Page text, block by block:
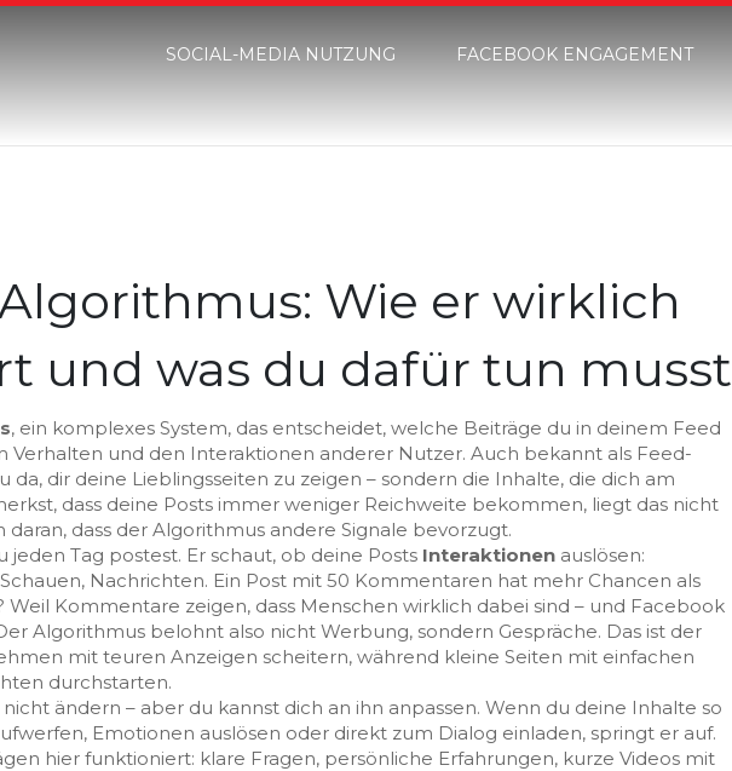
SOCIAL-MEDIA NUTZUNG FACEBOOK ENGAGEMENT
Wie er wirklich
und was du dafür tun musst
, ein komplexes System, das entscheidet, welche Beiträge du in deinem Feed
Verhalten und den Interaktionen anderer Nutzer. Auch bekannt als Feed-
da, dir deine Lieblingsseiten zu zeigen – sondern die Inhalte, die dich am
dass deine Posts immer weniger Reichweite bekommen, liegt das nicht
daran, dass der Algorithmus andere Signale bevorzugt.
jeden Tag postest. Er schaut, ob deine Posts Interaktionen auslösen:
Nachrichten. Ein Post mit 50 Kommentaren hat mehr Chancen als
Weil Kommentare zeigen, dass Menschen wirklich dabei sind – und Facebook
Algorithmus belohnt also nicht Werbung, sondern Gespräche. Das ist der
mit teuren Anzeigen scheitern, während kleine Seiten mit einfachen
durchstarten.
ändern – aber du kannst dich an ihn anpassen. Wenn du deine Inhalte so
Emotionen auslösen oder direkt zum Dialog einladen, springt er auf.
hier funktioniert: klare Fragen, persönliche Erfahrungen, kurze Videos mit